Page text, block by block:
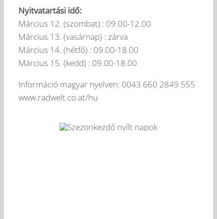
Nyitvatartási idő:
Március 12. (szombat) : 09.00-12.00
Március 13. (vasárnap) : zárva
Március 14. (hétfő) : 09.00-18.00
Március 15. (kedd) : 09.00-18.00
Információ magyar nyelven: 0043 660 2849 555
www.radwelt.co.at/hu